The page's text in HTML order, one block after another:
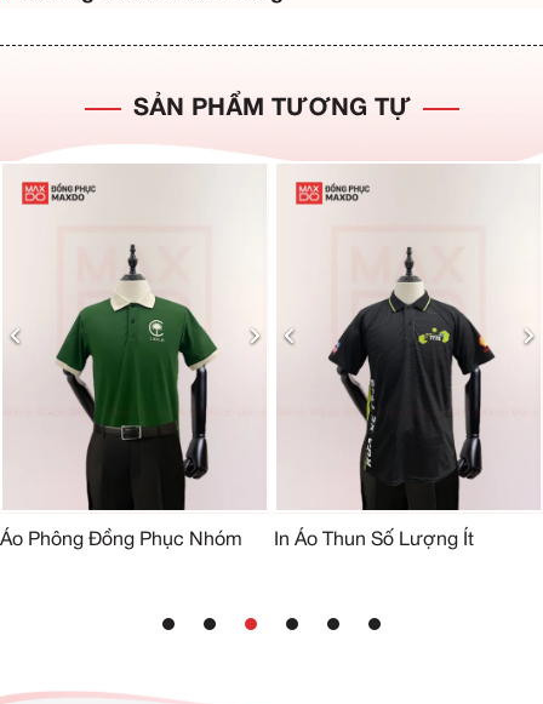
SẢN PHẨM TƯƠNG TỰ
Áo Phông Đồng Phục Nhóm In Áo Thun Số Lượng Ít